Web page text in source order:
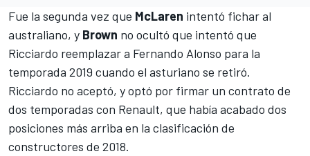
Fue la segunda vez que McLaren intentó fichar al
australiano, y Brown no ocultó que intentó que
Ricciardo reemplazar a Fernando Alonso para la
temporada 2019 cuando el asturiano se retiró.
Ricciardo no aceptó, y optó por firmar un contrato de
dos temporadas con Renault, que había acabado dos
posiciones más arriba en la clasificación de
constructores de 2018.